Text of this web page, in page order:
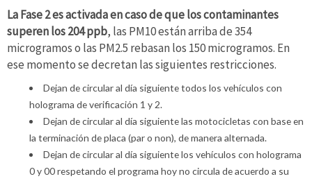
La Fase 2 es activada en caso de que los contaminantes
superen los 204 ppb, las PM10 están arriba de 354
microgramos o las PM2.5 rebasan los 150 microgramos. En
ese momento se decretan las siguientes restricciones.
Dejan de circular al día siguiente todos los vehículos con
holograma de verificación 1 y 2.
Dejan de circular al día siguiente las motocicletas con base en
la terminación de placa (par o non), de manera alternada.
Dejan de circular al día siguiente los vehículos con holograma
0 y 00 respetando el programa hoy no circula de acuerdo a su